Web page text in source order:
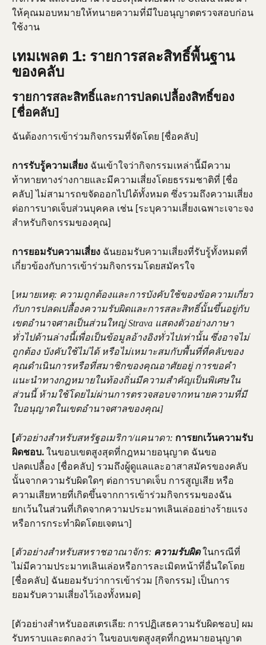
ให้คุณมอบหมายให้ทนายความที่มีใบอนุญาตตรวจสอบก่อน
ใช้งาน
เทมเพลต 1: รายการสละสิทธิ์พื้นฐาน
ของคลับ
รายการสละสิทธิ์และการปลดเปลื้องสิทธิ์ของ
[ชื่อคลับ]
ฉันต้องการเข้าร่วมกิจกรรมที่จัดโดย [ชื่อคลับ]
การรับรู้ความเสี่ยง ฉันเข้าใจว่ากิจกรรมเหล่านี้มีความ
ท้าทายทางร่างกายและมีความเสี่ยงโดยธรรมชาติที่ [ชื่อ
คลับ] ไม่สามารถขจัดออกไปได้ทั้งหมด ซึ่งรวมถึงความเสี่ยง
ต่อการบาดเจ็บส่วนบุคคล เช่น [ระบุความเสี่ยงเฉพาะเจาะจง
สำหรับกิจกรรมของคุณ]
การยอมรับความเสี่ยง ฉันยอมรับความเสี่ยงที่รับรู้ทั้งหมดที่
เกี่ยวข้องกับการเข้าร่วมกิจกรรมโดยสมัครใจ
[หมายเหตุ: ความถูกต้องและการบังคับใช้ของข้อความเกี่ยว
กับการปลดเปลื้องความรับผิดและการสละสิทธิ์นั้นขึ้นอยู่กับ
เขตอำนาจศาลเป็นส่วนใหญ่ Strava แสดงตัวอย่างภาษา
ทั่วไปด้านล่างนี้เพื่อเป็นข้อมูลอ้างอิงทั่วไปเท่านั้น ซึ่งอาจไม่
ถูกต้อง บังคับใช้ไม่ได้ หรือไม่เหมาะสมกับพื้นที่ที่คลับของ
คุณดำเนินการหรือที่สมาชิกของคุณอาศัยอยู่ การขอคำ
แนะนำทางกฎหมายในท้องถิ่นมีความสำคัญเป็นพิเศษใน
ส่วนนี้ ห้ามใช้โดยไม่ผ่านการตรวจสอบจากทนายความที่มี
ใบอนุญาตในเขตอำนาจศาลของคุณ]
[ตัวอย่างสำหรับสหรัฐอเมริกา/แคนาดา: การยกเว้นความรับ
ผิดชอบ. ในขอบเขตสูงสุดที่กฎหมายอนุญาต ฉันขอ
ปลดเปลื้อง [ชื่อคลับ] รวมถึงผู้ดูแลและอาสาสมัครของคลับ
นั้นจากความรับผิดใดๆ ต่อการบาดเจ็บ การสูญเสีย หรือ
ความเสียหายที่เกิดขึ้นจากการเข้าร่วมกิจกรรมของฉัน
ยกเว้นในส่วนที่เกิดจากความประมาทเลินเล่ออย่างร้ายแรง
หรือการกระทำผิดโดยเจตนา]
[ตัวอย่างสำหรับสหราชอาณาจักร: ความรับผิด ในกรณีที่
ไม่มีความประมาทเลินเล่อหรือการละเมิดหน้าที่อื่นใดโดย
[ชื่อคลับ] ฉันยอมรับว่าการเข้าร่วม [กิจกรรม] เป็นการ
ยอมรับความเสี่ยงไว้เองทั้งหมด]
[ตัวอย่างสำหรับออสเตรเลีย: การปฏิเสธความรับผิดชอบ] ผม
รับทราบและตกลงว่า ในขอบเขตสูงสุดที่กฎหมายอนุญาต